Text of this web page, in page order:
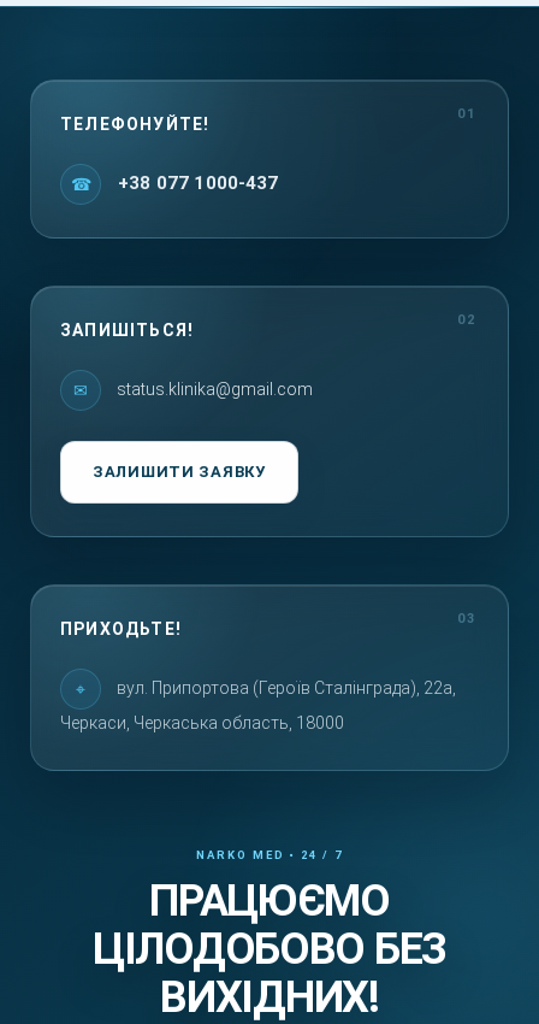
ТЕЛЕФОНУЙТЕ!
+38 077 1000-437
ЗАПИШІТЬСЯ!
status.klinika@gmail.com
ЗАЛИШИТИ ЗАЯВКУ
ПРИХОДЬТЕ!
вул. Припортова (Героїв Сталінграда), 22а,
Черкаси, Черкаська область, 18000
ПРАЦЮЄМО
ЦІЛОДОБОВО БЕЗ
ВИХІДНИХ!